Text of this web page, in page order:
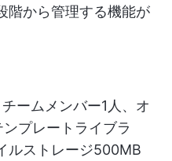
階から管理する機能が
ームメンバー1人、オ
プレートライブラ
ルストレージ500MB